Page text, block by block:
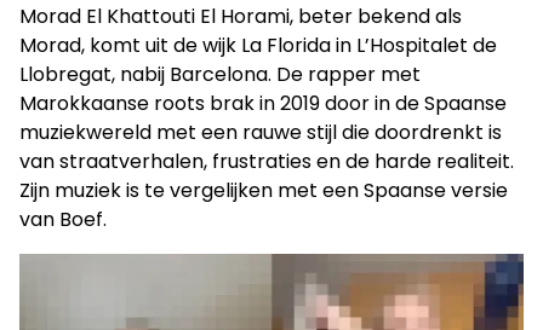
Morad El Khattouti El Horami, beter bekend als
Morad, komt uit de wijk La Florida in L’Hospitalet de
Llobregat, nabij Barcelona. De rapper met
Marokkaanse roots brak in 2019 door in de Spaanse
muziekwereld met een rauwe stijl die doordrenkt is
van straatverhalen, frustraties en de harde realiteit.
Zijn muziek is te vergelijken met een Spaanse versie
van Boef.